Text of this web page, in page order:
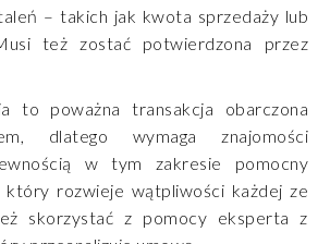
– takich jak kwota sprzedaży lub
też zostać potwierdzona przez
to poważna transakcja obarczona
dlatego wymaga znajomości
w tym zakresie pomocny
który rozwieje wątpliwości każdej ze
skorzystać z pomocy eksperta z